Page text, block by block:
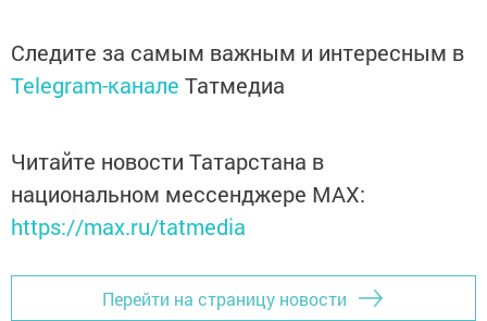
Следите за самым важным и интересным в
Telegram-канале Татмедиа
Читайте новости Татарстана в
национальном мессенджере MАХ:
https://max.ru/tatmedia
Перейти на страницу новости